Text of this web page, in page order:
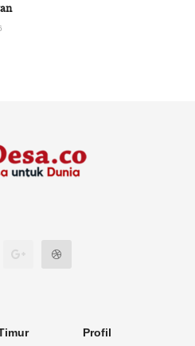
Profil